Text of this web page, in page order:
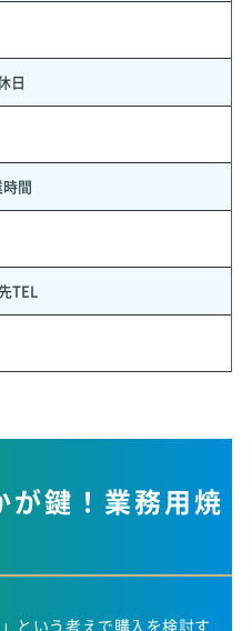
日
間
TEL
鍵！ 業務用焼
という考えで購入を検討す